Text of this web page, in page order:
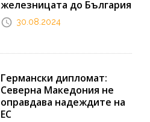
железницата до България
30.08.2024
Германски дипломат:
Северна Македония не
оправдава надеждите на
ЕС